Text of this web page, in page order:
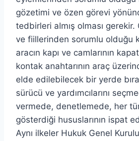
gözetimi ve özen görevi
tedbirleri almış olması
ve fiillerinden sorumlu olduğu
aracın kapı ve camlarının
kontak anahtarının araç
elde edilebilecek bir yerde
sürücü ve yardımcılarını
vermede, denetlemede, her
gösterdiği hususlarının ispat
Aynı ilkeler Hukuk Genel